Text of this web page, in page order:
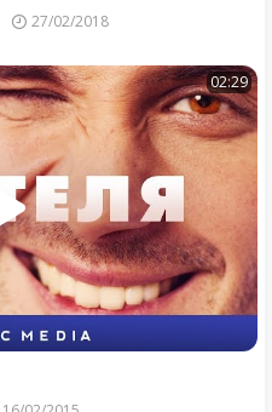
27/02/2018
02:29